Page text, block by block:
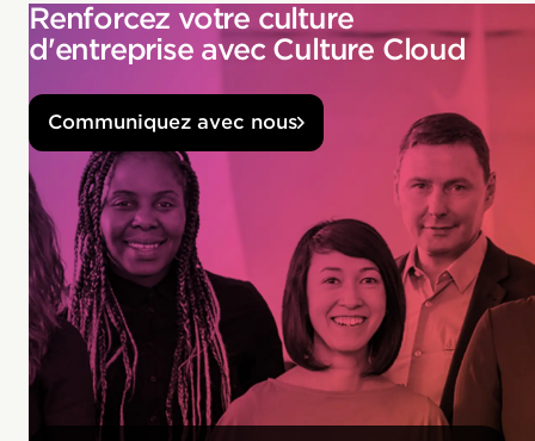
Renforcez votre culture
d'entreprise avec Culture Cloud
Communiquez avec nous